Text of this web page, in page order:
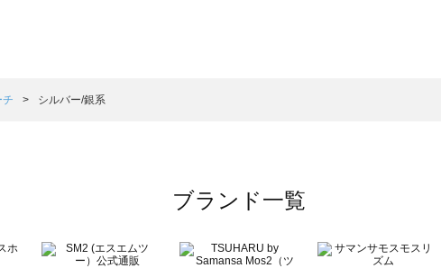
スモス）のバッグ・ポーチ一覧
のバッグ・ポーチ一覧
チ一覧
チ シルバー/銀系
ブランド一覧